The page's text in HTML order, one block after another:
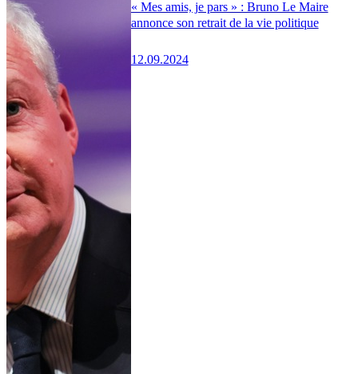
« Mes amis, je pars » : Bruno Le Maire
annonce son retrait de la vie politique
12.09.2024